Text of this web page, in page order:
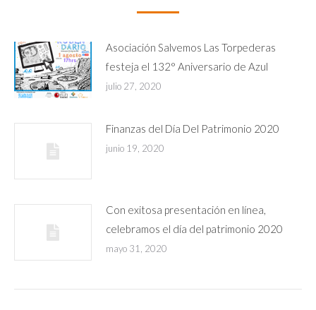
Asociación Salvemos Las Torpederas
festeja el 132° Aniversario de Azul
julio 27, 2020
Finanzas del Día Del Patrimonio 2020
junio 19, 2020
Con exitosa presentación en línea,
celebramos el día del patrimonio 2020
mayo 31, 2020